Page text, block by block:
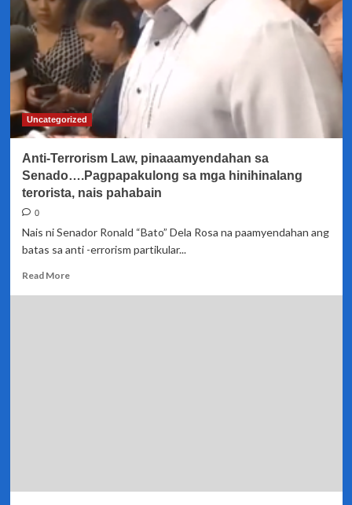
ang
pag-
atake
ng
Abu
Sayyaf
group
sa
Patikul,
Uncategorized
Anti-Terrorism Law, pinaaamyendahan sa
Senado….Pagpapakulong sa mga hinihinalang
terorista, nais pahabain
0
Nais ni Senador Ronald “Bato” Dela Rosa na paamyendahan ang
batas sa anti -errorism partikular...
Read MoreRead